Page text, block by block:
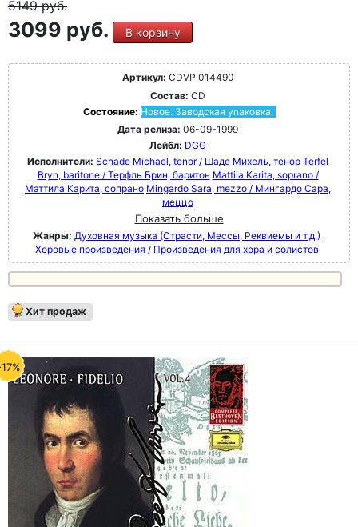
5149руб.
3099 руб. В корзину
Артикул: CDVP 014490
Состав: CD
Состояние: Новое. Заводская упаковка.
Дата релиза: 06-09-1999
Лейбл: DGG
Исполнители: Schade Michael, tenor / Шаде Михель, тенор Terfel
Bryn, baritone / Терфль Брин, баритон Mattila Karita, soprano /
Маттила Карита, сопрано Mingardo Sara, mezzo / Мингардо Сара,
меццо
Показать больше
Жанры: Духовная музыка (Страсти, Мессы, Реквиемы и т.д.)
Хоровые произведения / Произведения для хора и солистов
Хит продаж